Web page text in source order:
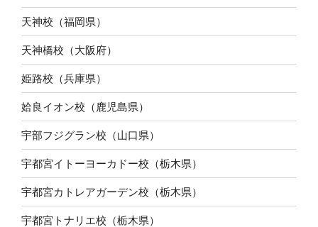
天神校（福岡県）
天神橋校（大阪府）
姫路校（兵庫県）
姶良イオン校（鹿児島県）
宇部フジグラン校（山口県）
宇都宮イトーヨーカドー校（栃木県）
宇都宮カトレアガーデン校（栃木県）
宇都宮トナリエ校（栃木県）